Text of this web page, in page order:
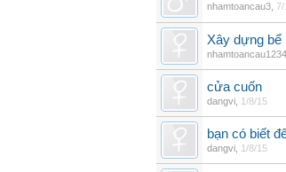
nhamtoancau3
Xây dựng bể
cửa cuốn
dangvi 1/8/15
bạn có biết
dangvi 1/8/15